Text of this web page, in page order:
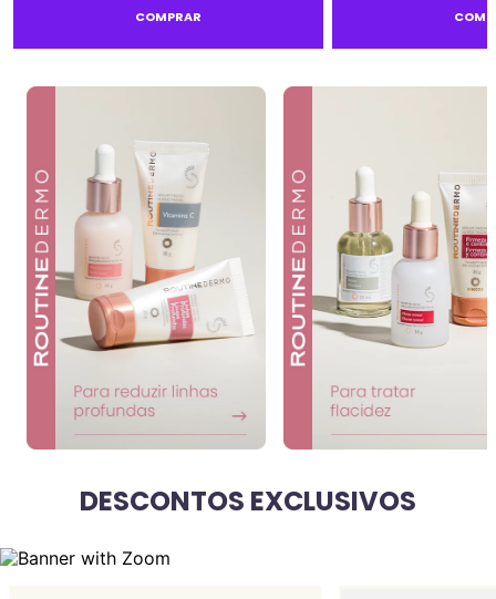
COMPRAR
DESCONTOS EXCLUSIVOS
VER TUDO